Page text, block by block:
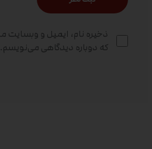
ذخیره نام، ایمیل و وبسایت
که دوباره دیدگاهی می‌نویسم.